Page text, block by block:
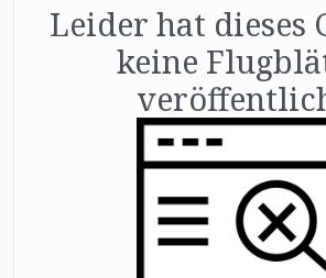
Leider hat dieses
keine